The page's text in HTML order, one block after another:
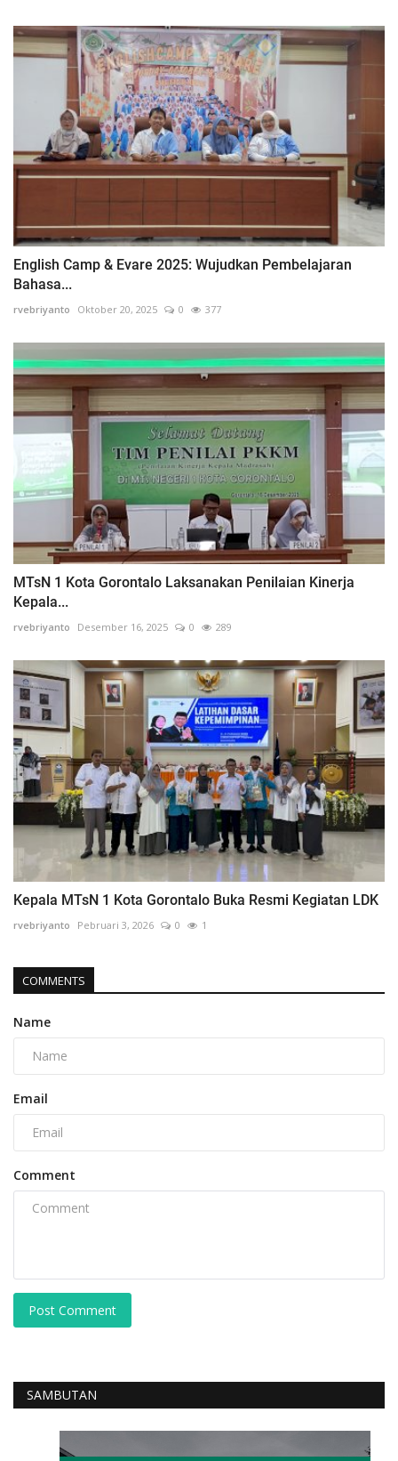
English Camp & Evare 2025: Wujudkan Pembelajaran
Bahasa...
rvebriyanto Oktober 20, 2025 0 377
MTsN 1 Kota Gorontalo Laksanakan Penilaian Kinerja
Kepala...
rvebriyanto Desember 16, 2025 0 289
Kepala MTsN 1 Kota Gorontalo Buka Resmi Kegiatan LDK
rvebriyanto Pebruari 3, 2026 0 1
COMMENTS
Name
Email
Comment
Post Comment
SAMBUTAN